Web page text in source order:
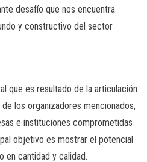
desafío que nos encuentra
y constructivo del sector
que es resultado de la articulación
los organizadores mencionados,
e instituciones comprometidas
objetivo es mostrar el potencial
en cantidad y calidad.